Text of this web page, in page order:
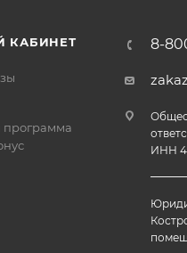
КАБИНЕТ
программа
8-
ИНН